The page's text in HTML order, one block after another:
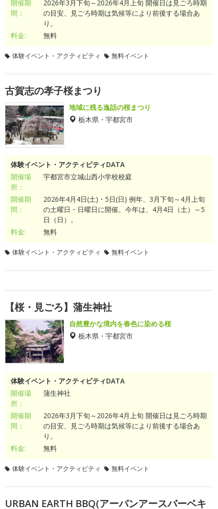
開催期
間：
2026年3月下旬～2026年4月上旬 開催日は見ごろ時期
の目安、見ごろ時期は気候等により前後する場合あ
り。
料金:
無料
体験イベント・アクティビティ 無料イベント
古賀志の孝子桜まつり
地域に残る逸話の桜まつり
栃木県・宇都宮市
体験イベント・アクティビティDATA
開催場
所：
宇都宮市立城山西小学校校庭
開催期
間：
2026年4月4日(土)・5日(日) 例年、3月下旬～4月上旬
の土曜日・日曜日に開催。今年は、4月4日（土）～5
日（日）。
料金:
無料
体験イベント・アクティビティ 無料イベント
【桜・見ごろ】蒲生神社
自然豊かな境内を春色に染める桜
栃木県・宇都宮市
体験イベント・アクティビティDATA
開催場
所：
蒲生神社
開催期
間：
2026年3月下旬～2026年4月上旬 開催日は見ごろ時期
の目安、見ごろ時期は気候等により前後する場合あ
り。
料金:
無料
体験イベント・アクティビティ 無料イベント
URBAN EARTH BBQ(アーバンアースバーベキ